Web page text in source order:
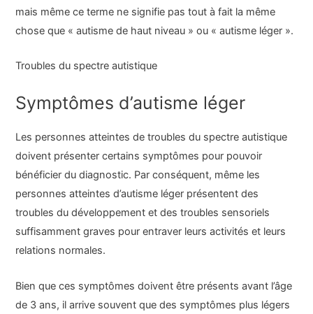
mais même ce terme ne signifie pas tout à fait la même
chose que « autisme de haut niveau » ou « autisme léger ».
Troubles du spectre autistique
Symptômes d’autisme léger
Les personnes atteintes de troubles du spectre autistique
doivent présenter certains symptômes pour pouvoir
bénéficier du diagnostic. Par conséquent, même les
personnes atteintes d’autisme léger présentent des
troubles du développement et des troubles sensoriels
suffisamment graves pour entraver leurs activités et leurs
relations normales.
Bien que ces symptômes doivent être présents avant l’âge
de 3 ans, il arrive souvent que des symptômes plus légers